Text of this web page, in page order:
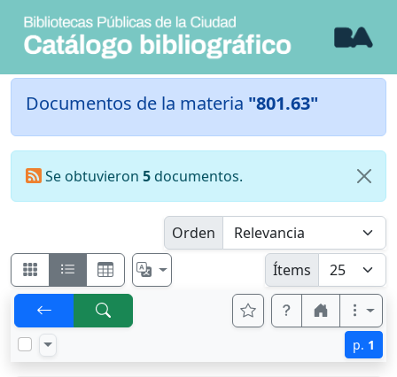
Documentos de la materia "801.63"
Se obtuvieron 5documentos.
Orden
Ítems
p. 1